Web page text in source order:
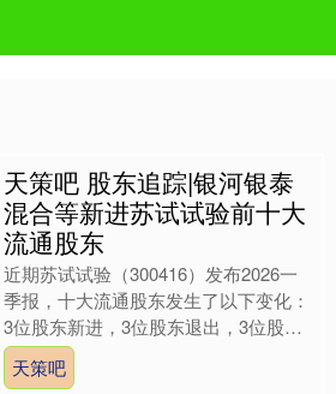
天策吧 股东追踪|银河银泰
混合等新进苏试试验前十大
流通股东
近期苏试试验（300416）发布2026一
季报，十大流通股东发生了以下变化：
3位股东新进，3位股东退出，3位股东
的自持流通股份减少。 新进的前十大
流通股东中，银....
天策吧